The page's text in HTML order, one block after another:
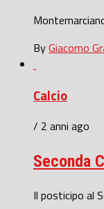
ByGiacomo
Calcio
/ 2 anni ago
Seconda
Il posticipo al